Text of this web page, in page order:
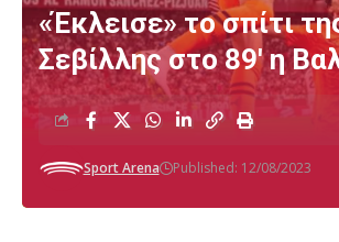
«Έκλεισε» το σπίτι
Σεβίλλης στο 89′ η
Sport Arena Published: 12/08/2023